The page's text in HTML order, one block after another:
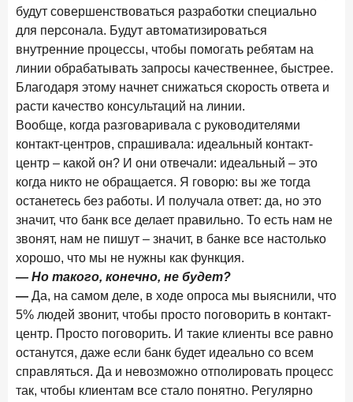
будут совершенствоваться разработки специально
для персонала. Будут автоматизироваться
внутренние процессы, чтобы помогать ребятам на
линии обрабатывать запросы качественнее, быстрее.
Благодаря этому начнет снижаться скорость ответа и
расти качество консультаций на линии.
Вообще, когда разговаривала с руководителями
контакт-центров, спрашивала: идеальный контакт-
центр – какой он? И они отвечали: идеальный – это
когда никто не обращается. Я говорю: вы же тогда
останетесь без работы. И получала ответ: да, но это
значит, что банк все делает правильно. То есть нам не
звонят, нам не пишут – значит, в банке все настолько
хорошо, что мы не нужны как функция.
— Но такого, конечно, не будет?
— Да, на самом деле, в ходе опроса мы выяснили, что
5% людей звонит, чтобы просто поговорить в контакт-
центр. Просто поговорить. И такие клиенты все равно
останутся, даже если банк будет идеально со всем
справляться. Да и невозможно отполировать процесс
так, чтобы клиентам все стало понятно. Регулярно